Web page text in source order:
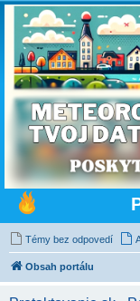
Témy bez odpovedí
Obsah portálu